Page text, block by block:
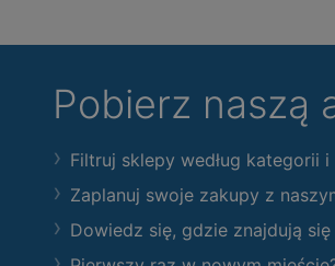
Pobierz naszą
Filtruj sklepy według kategorii
Zaplanuj swoje zakupy z
Dowiedz się, gdzie znajdują